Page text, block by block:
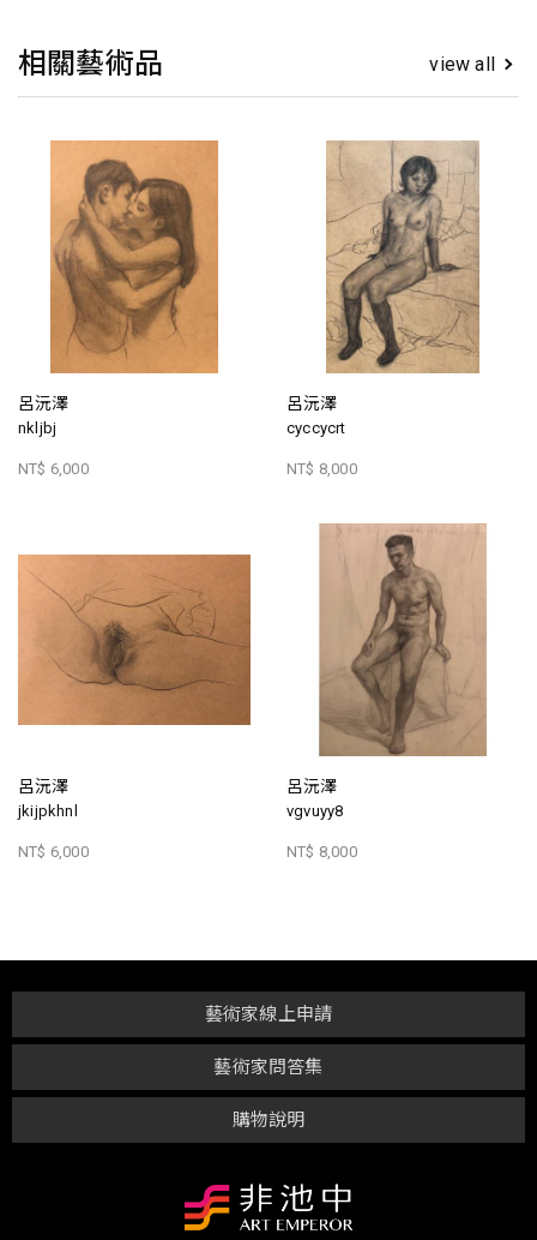
相關藝術品 view all
呂沅澤
nkljbj
NT$ 6,000
呂沅澤
cyccycrt
NT$ 8,000
呂沅澤
jkijpkhnl
NT$ 6,000
呂沅澤
vgvuyy8
NT$ 8,000
購物說明
藝術家問答集
藝術家線上申請